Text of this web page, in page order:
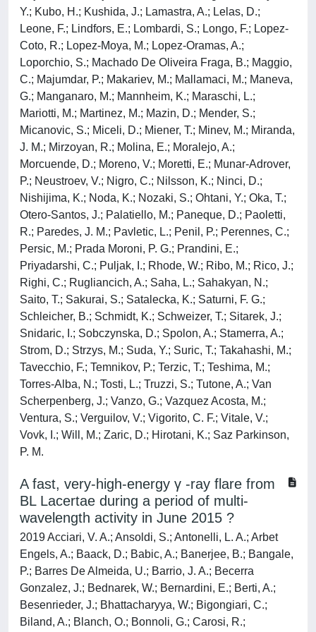
Y.; Kubo, H.; Kushida, J.; Lamastra, A.; Lelas, D.;
Leone, F.; Lindfors, E.; Lombardi, S.; Longo, F.; Lopez-
Coto, R.; Lopez-Moya, M.; Lopez-Oramas, A.;
Loporchio, S.; Machado De Oliveira Fraga, B.; Maggio,
C.; Majumdar, P.; Makariev, M.; Mallamaci, M.; Maneva,
G.; Manganaro, M.; Mannheim, K.; Maraschi, L.;
Mariotti, M.; Martinez, M.; Mazin, D.; Mender, S.;
Micanovic, S.; Miceli, D.; Miener, T.; Minev, M.; Miranda,
J. M.; Mirzoyan, R.; Molina, E.; Moralejo, A.;
Morcuende, D.; Moreno, V.; Moretti, E.; Munar-Adrover,
P.; Neustroev, V.; Nigro, C.; Nilsson, K.; Ninci, D.;
Nishijima, K.; Noda, K.; Nozaki, S.; Ohtani, Y.; Oka, T.;
Otero-Santos, J.; Palatiello, M.; Paneque, D.; Paoletti,
R.; Paredes, J. M.; Pavletic, L.; Penil, P.; Perennes, C.;
Persic, M.; Prada Moroni, P. G.; Prandini, E.;
Priyadarshi, C.; Puljak, I.; Rhode, W.; Ribo, M.; Rico, J.;
Righi, C.; Rugliancich, A.; Saha, L.; Sahakyan, N.;
Saito, T.; Sakurai, S.; Satalecka, K.; Saturni, F. G.;
Schleicher, B.; Schmidt, K.; Schweizer, T.; Sitarek, J.;
Snidaric, I.; Sobczynska, D.; Spolon, A.; Stamerra, A.;
Strom, D.; Strzys, M.; Suda, Y.; Suric, T.; Takahashi, M.;
Tavecchio, F.; Temnikov, P.; Terzic, T.; Teshima, M.;
Torres-Alba, N.; Tosti, L.; Truzzi, S.; Tutone, A.; Van
Scherpenberg, J.; Vanzo, G.; Vazquez Acosta, M.;
Ventura, S.; Verguilov, V.; Vigorito, C. F.; Vitale, V.;
Vovk, I.; Will, M.; Zaric, D.; Hirotani, K.; Saz Parkinson,
P. M.
A fast, very-high-energy γ -ray flare from
BL Lacertae during a period of multi-
wavelength activity in June 2015 ?
2019 Acciari, V. A.; Ansoldi, S.; Antonelli, L. A.; Arbet
Engels, A.; Baack, D.; Babic, A.; Banerjee, B.; Bangale,
P.; Barres De Almeida, U.; Barrio, J. A.; Becerra
Gonzalez, J.; Bednarek, W.; Bernardini, E.; Berti, A.;
Besenrieder, J.; Bhattacharyya, W.; Bigongiari, C.;
Biland, A.; Blanch, O.; Bonnoli, G.; Carosi, R.;